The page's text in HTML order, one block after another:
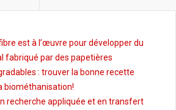
est à l’œuvre pour développer du
fabriqué par des papetières
: trouver la bonne recette
biométhanisation!
recherche appliquée et en transfert